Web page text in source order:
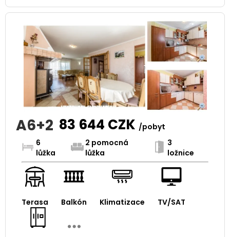
A6+2 83 644 CZK /pobyt
6
lůžka
2 pomocná
lůžka
3
ložnice
Terasa Balkón Klimatizace TV/SAT